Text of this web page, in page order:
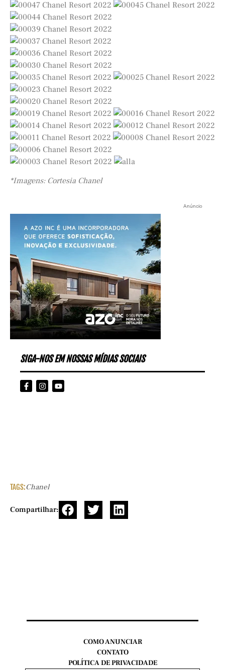
*Imagens: Cortesia Chanel
Anúncio
SIGA-NOS EM NOSSAS MÍDIAS SOCIAIS
TAGS:Chanel
Compartilhar:
COMO ANUNCIAR
CONTATO
POLÍTICA DE PRIVACIDADE